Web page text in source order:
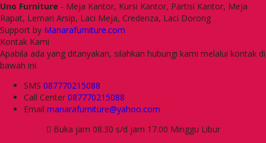
Uno Furniture - Meja Kantor, Kursi Kantor, Partisi Kantor, Meja
Rapat, Lemari Arsip, Laci Meja, Credenza, Laci Dorong
Support by Manarafurniture.com
Kontak Kami
Apabila ada yang ditanyakan, silahkan hubungi kami melalui kontak di
bawah ini.
SMS 087770215088
Call Center 087770215088
Email manarafurniture@yahoo.com
Buka jam 08.30 s/d jam 17.00 Minggu Libur